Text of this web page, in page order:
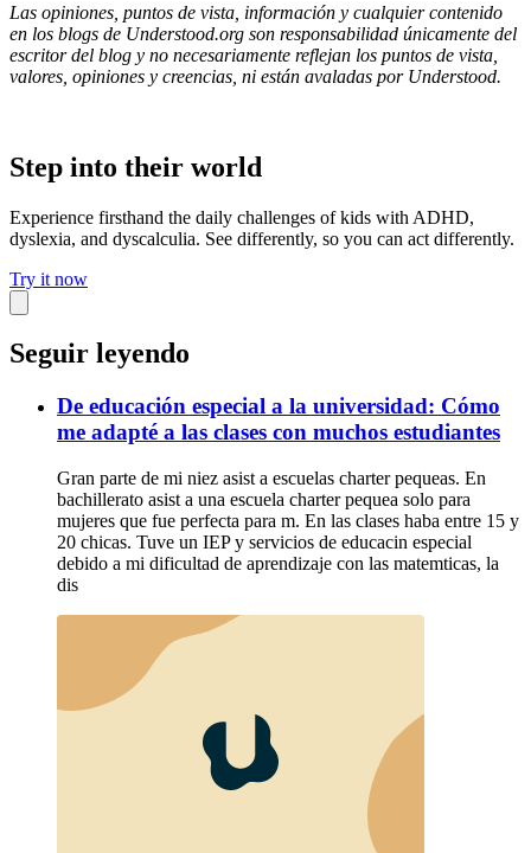
Las opiniones, puntos de vista, información y cualquier contenido
en los blogs de Understood.org son responsabilidad únicamente del
escritor del blog y no necesariamente reflejan los puntos de vista,
valores, opiniones y creencias, ni están avaladas por Understood.
Step into their world
Experience firsthand the daily challenges of kids with ADHD,
dyslexia, and dyscalculia. See differently, so you can act differently.
Try it now
Seguir leyendo
De educación especial a la universidad: Cómo
me adapté a las clases con muchos estudiantes
Gran parte de mi niez asist a escuelas charter pequeas. En
bachillerato asist a una escuela charter pequea solo para
mujeres que fue perfecta para m. En las clases haba entre 15 y
20 chicas. Tuve un IEP y servicios de educacin especial
debido a mi dificultad de aprendizaje con las matemticas, la
dis